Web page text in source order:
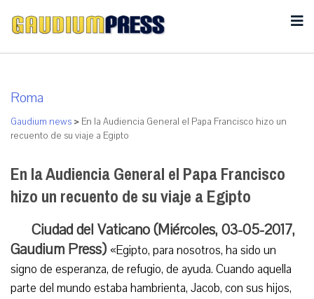
Roma
Gaudium news > En la Audiencia General el Papa Francisco hizo un
recuento de su viaje a Egipto
En la Audiencia General el Papa Francisco
hizo un recuento de su viaje a Egipto
Ciudad del Vaticano (Miércoles, 03-05-2017,
Gaudium Press) «Egipto, para nosotros, ha sido un
signo de esperanza, de refugio, de ayuda. Cuando aquella
parte del mundo estaba hambrienta, Jacob, con sus hijos,